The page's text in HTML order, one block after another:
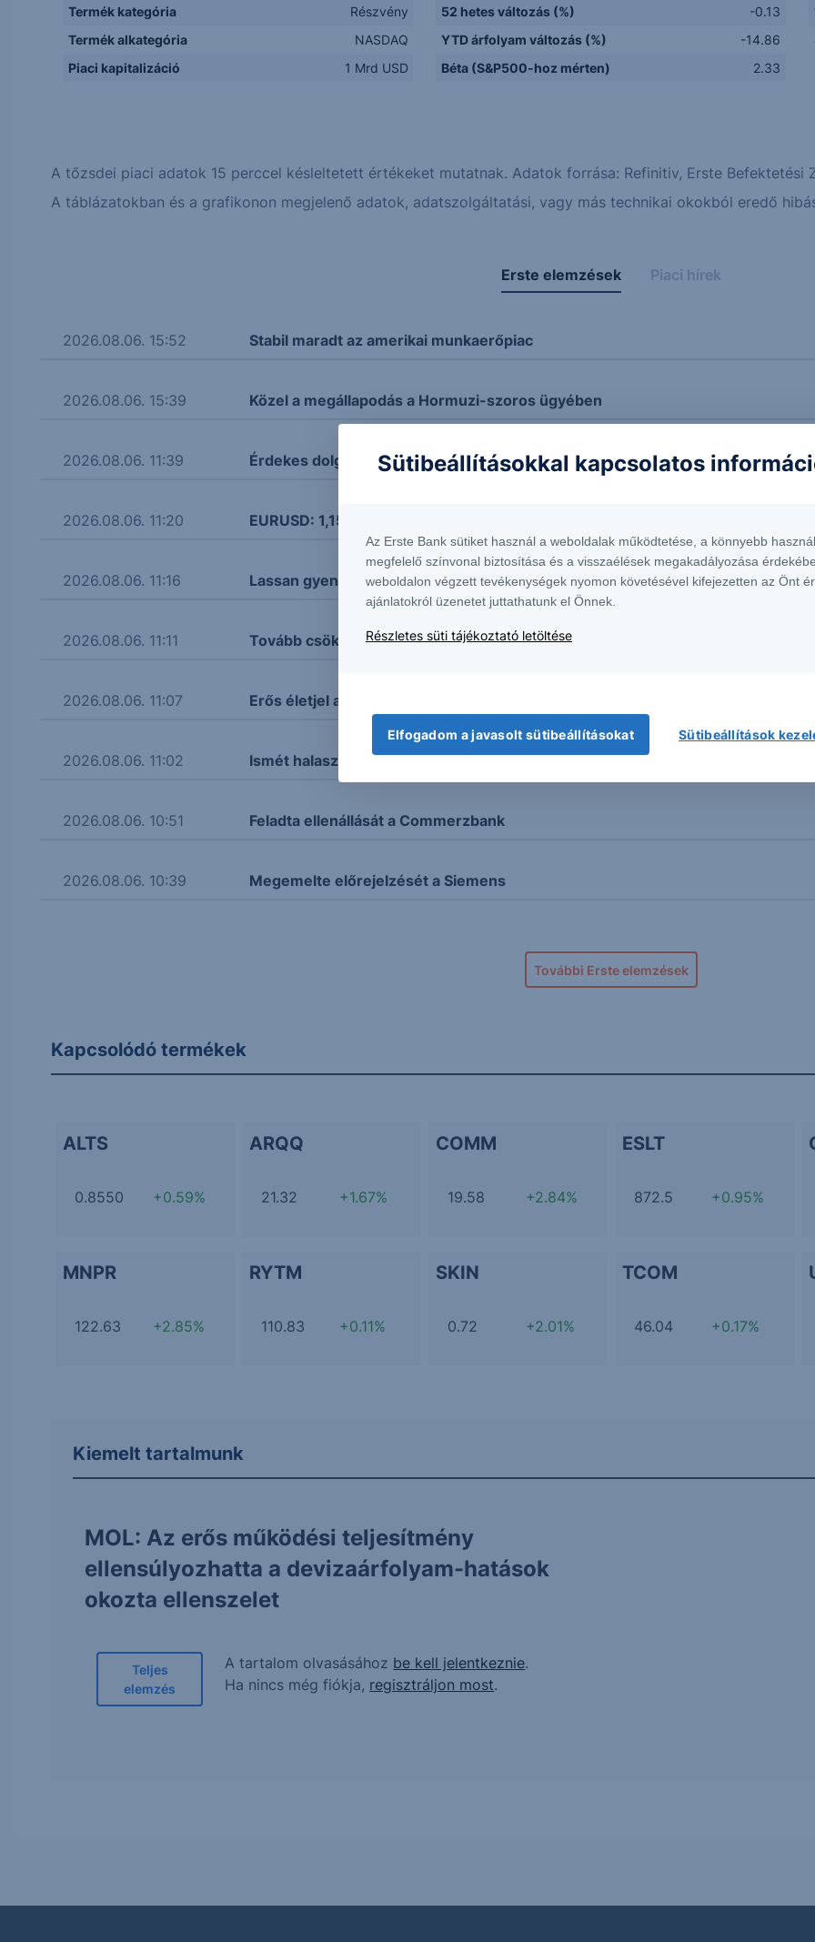
Termék kategória
Részvény
Termék alkategória
NASDAQ
Piaci kapitalizáció
1 Mrd USD
52 hetes változás (%)
-0.13
YTD árfolyam változás (%)
-14.86
Béta (S&P500-hoz mérten)
2.33
A tőzsdei piaci adatok 15 perccel késleltetett értékeket mutatnak. Adatok forrása: Refinitiv, Erste Befektetési
A táblázatokban és a grafikonon megjelenő adatok, adatszolgáltatási, vagy más technikai okokból eredő
Erste elemzések Piaci hírek
2026.08.06. 15:52 Stabil maradt az amerikai munkaerőpiac
2026.08.06. 15:39 Közel a megállapodás a Hormuzi-szoros ügyében
2026.08.06. 11:39 Érdekes dolgokat mondott az OTP!
2026.08.06. 11:20 EURUSD: 1,155 körül a kurzus
2026.08.06. 11:16 Lassan gyengül a forint
2026.08.06. 11:11 Tovább csökken a kőolaj ára
2026.08.06. 11:07 Erős életjel az aranynál
2026.08.06. 11:02 Ismét halasztják a Bayer perét
2026.08.06. 10:51 Feladta ellenállását a Commerzbank
2026.08.06. 10:39 Megemelte előrejelzését a Siemens
További Erste elemzések
Kapcsolódó termékek
ALTS
0.8550 +0.59%
ARQQ
21.32 +1.67%
COMM
19.58 +2.84%
ESLT
872.5 +0.95%
MNPR
122.63 +2.85%
RYTM
110.83 +0.11%
SKIN
0.72 +2.01%
TCOM
46.04 +0.17%
Kiemelt tartalmunk
MOL: Az erős működési teljesítmény
ellensúlyozhatta a devizaárfolyam-hatások
okozta ellenszelet
Teljes
elemzés
A tartalom olvasásához be kell jelentkeznie.
Ha nincs még fiókja, regisztráljon most.
Sütibeállításokkal kapcsolatos
Az Erste Bank sütiket használ a weboldalak működtetése, a könnyebb
megfelelő színvonal biztosítása és a visszaélések megakadályozása
weboldalon végzett tevékenységek nyomon követésével kifejezetten az Önt
ajánlatokról üzenetet juttathatunk el Önnek.
Részletes süti tájékoztató letöltése
Elfogadom a javasolt sütibeállításokat Sütibeállítások